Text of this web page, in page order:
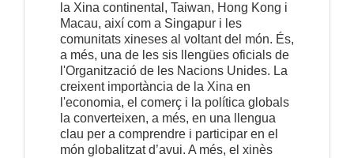
la Xina continental, Taiwan, Hong Kong i
Macau, així com a Singapur i les
comunitats xineses al voltant del món. És,
a més, una de les sis llengües oficials de
l'Organització de les Nacions Unides. La
creixent importància de la Xina en
l'economia, el comerç i la política globals
la converteixen, a més, en una llengua
clau per a comprendre i participar en el
món globalitzat d’avui. A més, el xinès